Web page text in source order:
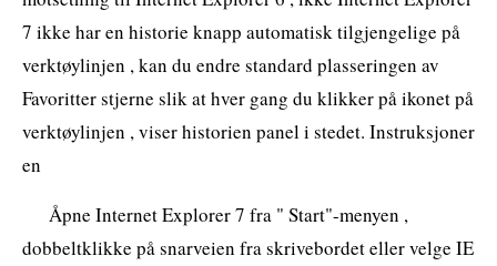
7 ikke har en historie knapp automatisk tilgjengelige på
verktøylinjen , kan du endre standard plasseringen av
Favoritter stjerne slik at hver gang du klikker på ikonet på
verktøylinjen , viser historien panel i stedet. Instruksjoner
en
Åpne Internet Explorer 7 fra " Start"-menyen ,
dobbeltklikke på snarveien fra skrivebordet eller velge IE